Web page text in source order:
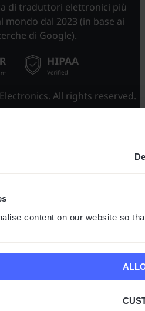
content on our website so
di traduttori elettronici più
mondo dal 2023 (in base ai
di Google).
All rights reserved.